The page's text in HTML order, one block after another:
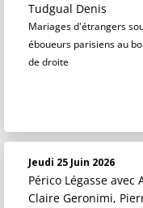
Tudgual Denis
Mariages d'étrangers
éboueurs parisiens au
de droite
Jeudi 25 Juin 2026
Périco Légasse avec
Claire Geronimi,